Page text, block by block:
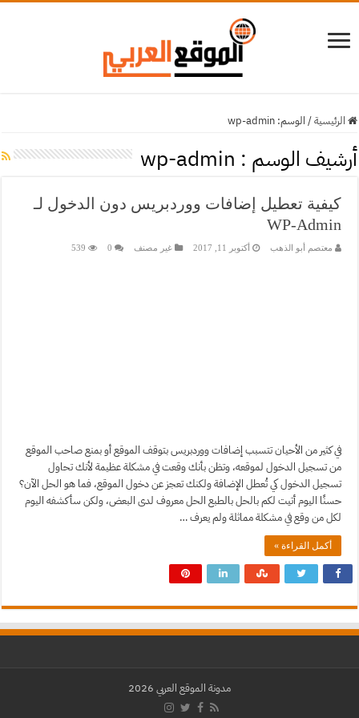
الرئيسية/ الوسم: wp-admin
أرشيف الوسم : wp-admin
كيفية تعطيل إضافات ووردبريس دون الدخول لـ
WP-Admin
معتصم أبو الذهب أكتوبر 11, 2017 غير مصنف 0
539
في كثير من الأحيان تتسبب إضافات ووردبريس بتوقف الموقع أو بمنع صاحب الموقع
من تسجيل الدخول لموقعه، وتظن بأنك وقعت في مشكلة عظيمة لأنك تحاول
تسجيل الدخول كي تُعطل الإضافة ولكنك تعجز عن دخول الموقع، فما هو الحل الآن؟
حسنًا اليوم أتيت لكم بالحل بالطبع الحل معروف لدى البعض، ولكن سأكشفه اليوم
لكل من وقع في مشكلة مماثلة ولم يعرف …
أكمل القراءة »
مدونة الموقع العربي 2026